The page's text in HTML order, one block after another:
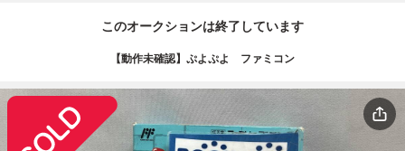
このオークションは終了しています
【動作未確認】ぷよぷよ ファミコン